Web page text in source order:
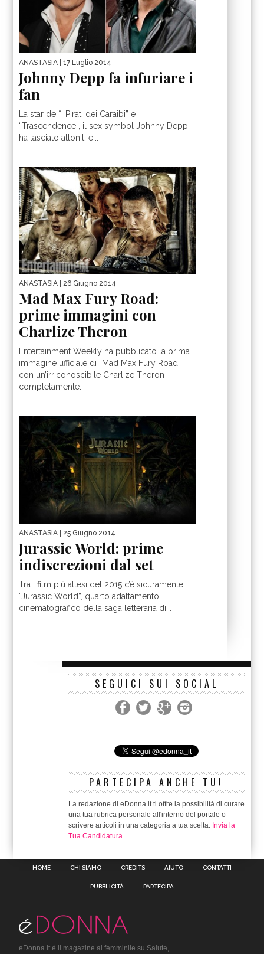
ANASTASIA | 17 Luglio 2014
Johnny Depp fa infuriare i
fan
La star de “I Pirati dei Caraibi” e
“Trascendence”, il sex symbol Johnny Depp
ha lasciato attoniti e...
ANASTASIA | 26 Giugno 2014
Mad Max Fury Road:
prime immagini con
Charlize Theron
Entertainment Weekly ha pubblicato la prima
immagine ufficiale di “Mad Max Fury Road”
con un’irriconoscibile Charlize Theron
completamente...
ANASTASIA | 25 Giugno 2014
Jurassic World: prime
indiscrezioni dal set
Tra i film più attesi del 2015 c’è sicuramente
“Jurassic World”, quarto adattamento
cinematografico della saga letteraria di...
SEGUICI SUI SOCIAL
PARTECIPA ANCHE TU!
La redazione di eDonna.it ti offre la possibilità di curare
una tua rubrica personale all'interno del portale o
scrivere articoli in una categoria a tua scelta. Invia la
Tua Candidatura
HOME CHI SIAMO CREDITS AIUTO CONTATTI
PUBBLICITÀ PARTECIPA
eDonna.it è il magazine al femminile su Salute,